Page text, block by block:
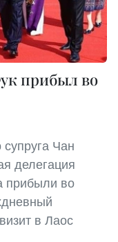
прибыл во
Чан
делегация
прибыли во
в Лаос